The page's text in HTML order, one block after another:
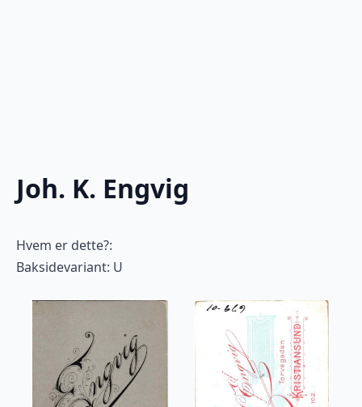
Joh. K. Engvig
Hvem er dette?:
Baksidevariant: U